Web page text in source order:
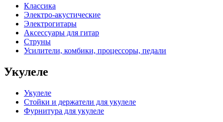
Классика
Электро-акустические
Электрогитары
Аксессуары для гитар
Струны
Усилители, комбики, процессоры, педали
Укулеле
Укулеле
Стойки и держатели для укулеле
Фурнитура для укулеле